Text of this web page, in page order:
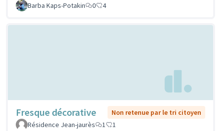
Barba Kaps-Potakin 0 4
Fresque décorative
Non retenue par le tri citoyen
Résidence Jean-jaurès
1 1